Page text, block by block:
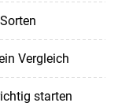
Vergleich
starten